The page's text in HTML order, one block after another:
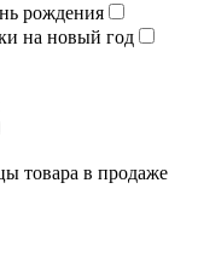
рождения
на новый год
товара в продаже